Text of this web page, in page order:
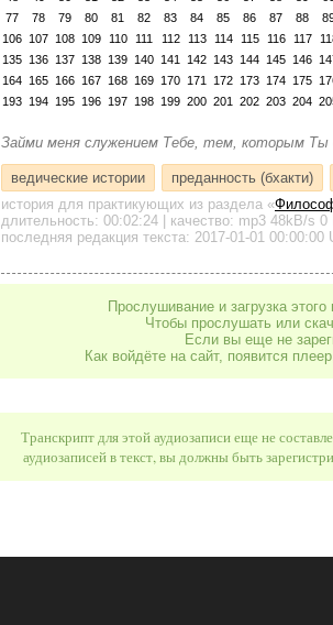
77
78 79 80 81 82 83 84 85 86 87 88
106 107 108 109 110 111 112 113 114 115 116 117
135 136 137 138 139 140 141 142 143 144 145 146
164 165 166 167 168 169 170 171 172 173 174 175
193 194 195 196 197 198 199 200 201 202 203 204
Займи меня служением Тебе, тем, которым
ведические истории преданность (бхакти)
история для практикующих из раздела «
длительность: 00:02:24 | качество: mp3 48kB/s 0
последняя редакция текста: 2017-01-01 00:00:00
Прослушивание и загрузка
Чтобы прослушать или
Если вы еще не
Как войдёте на сайт, появится
Транскрипт для этой аудиозаписи еще не
аудиозаписей в текст, вы должны быть